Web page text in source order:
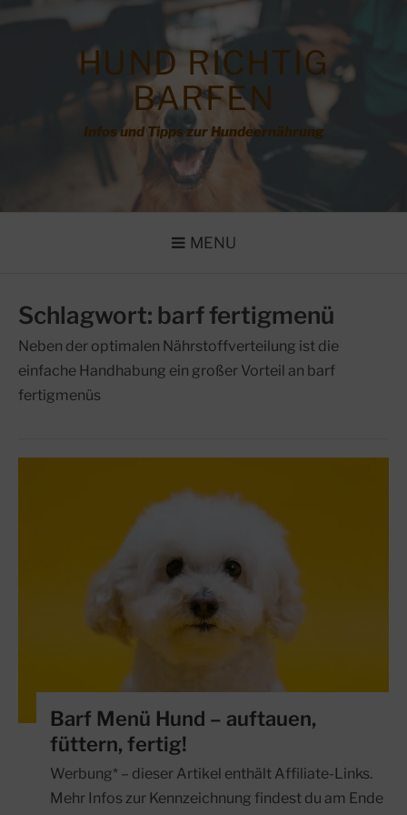
HUND RICHTIG
BARFEN
Infos und Tipps zur Hundeernährung
MENU
Schlagwort: barf fertigmenü
Neben der optimalen Nährstoffverteilung ist die
einfache Handhabung ein großer Vorteil an barf
fertigmenüs
Barf Menü Hund – auftauen,
füttern, fertig!
Werbung* – dieser Artikel enthält Affiliate-Links.
Mehr Infos zur Kennzeichnung findest du am Ende